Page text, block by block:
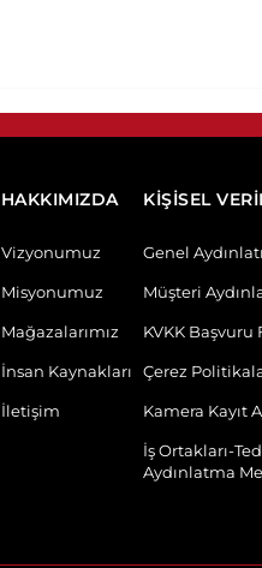
HAKKIMIZDA
Vizyonumuz
Misyonumuz
Mağazalarımız
İnsan Kaynakları
İletişim
KİŞİSEL
Genel
Müşteri
KVKK Başvuru
Çerez
Kamera Kayıt
İş Ortakları-
Aydınlatma